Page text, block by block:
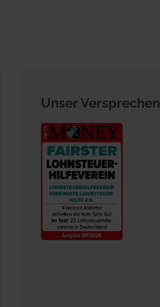
Unser Versprechen